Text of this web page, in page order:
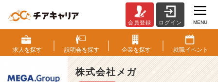
式
会
社
メ
ガ
会員登録 ログイン MENU
求人を探す 説明会を探す 企業を探す 就職イベント
株式会社メガ